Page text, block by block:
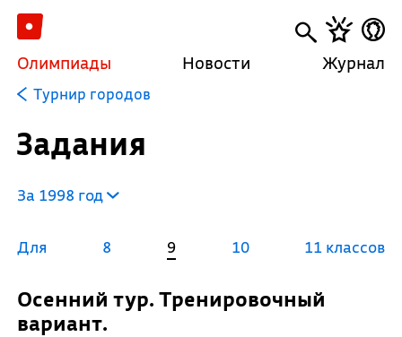
Олимпиады Новости Журнал
Турнир городов
Задания
За 1998 год
Для 8 9 10 11 классов
Осенний тур. Тренировочный
вариант.